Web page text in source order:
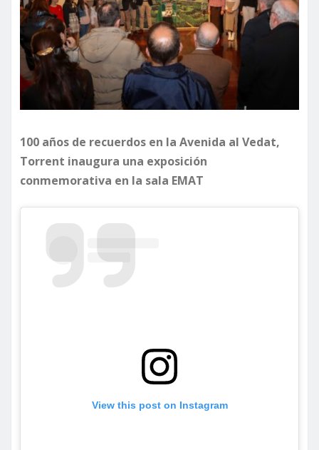
100 años de recuerdos en la Avenida al Vedat,
Torrent inaugura una exposición
conmemorativa en la sala EMAT
View this post on Instagram